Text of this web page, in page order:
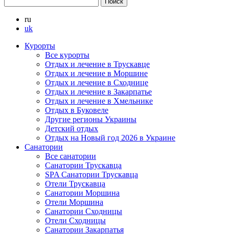
ru
uk
Курорты
Все курорты
Отдых и лечение в Трускавце
Отдых и лечение в Моршине
Отдых и лечение в Сходнице
Отдых и лечение в Закарпатье
Отдых и лечение в Хмельнике
Отдых в Буковеле
Другие регионы Украины
Детский отдых
Отдых на Новый год 2026 в Украине
Санатории
Все санатории
Санатории Трускавца
SPA Санатории Трускавца
Отели Трускавца
Санатории Моршина
Отели Моршина
Санатории Сходницы
Отели Сходницы
Санатории Закарпатья